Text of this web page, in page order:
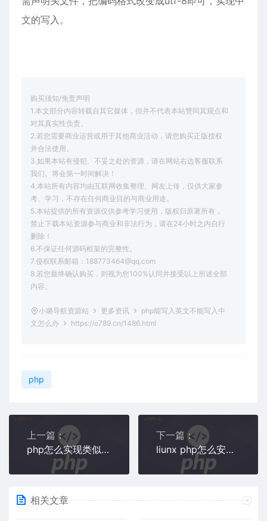
文的写入。
购买须知/免责声明
1.本文部分内容转载自其它媒体，但并不代表本站赞同其观点和
对其真实性负责。
2.若您需要商业运营或用于其他商业活动，请您购买正版授权
并合法使用。
3.如果本站有侵犯、不妥之处的资源，请在网站右边客服联系
我们。将会第一时间解决！
4.本站所有内容均由互联网收集整理、网友上传，仅供大家参
考、学习，不存在任何商业目的与商业用途。
5.本站提供的所有资源仅供参考学习使用，版权归原著所有，
禁止下载本站资源参与商业和非法行为，请在24小时之内自行
删除！
6.不保证任何源码框架的完整性。
7.侵权联系邮箱：188773464@qq.com
8.若您最终确认购买，则视为您100%认同并接受以上所述全部
内容。
小璐导航资源站 更多资讯
php能写入英文不能写入中
文怎么办
https://o789.cn/1486.html
php
上一篇：
php怎么实现类似百度搜索功能
下一篇：
liunx php怎么安装redis扩展
相关文章